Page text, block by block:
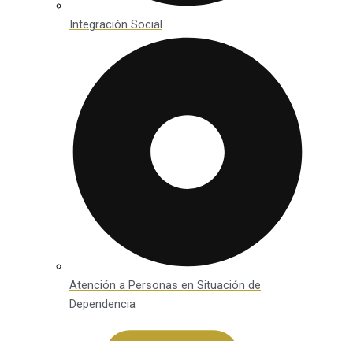
Integración Social
Atención a Personas en Situación de
Dependencia